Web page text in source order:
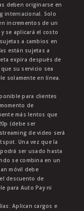
deben originarse en
internacional. Solo
incrementos de un
se aplicará el costo
a cambios en
están sujetas a
expira después de
su servicio sea
solamente en línea.
para clientes
de
más lentos que
(debe ser
de video será
Una vez que la
ser usado hasta
se combina en un
móvil debe
descuento de
para Auto Pay ni
Aplican cargos e